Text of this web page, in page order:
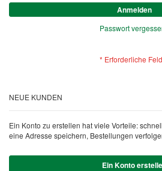
Anmelden
Passwort
NEUE KUNDEN
Ein Konto zu erstellen hat viele Vorteile:
eine Adresse speichern, Bestellungen
Ein Konto